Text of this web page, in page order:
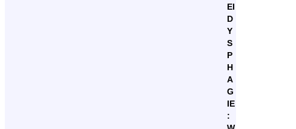
EI
D
Y
S
P
H
A
G
IE
: